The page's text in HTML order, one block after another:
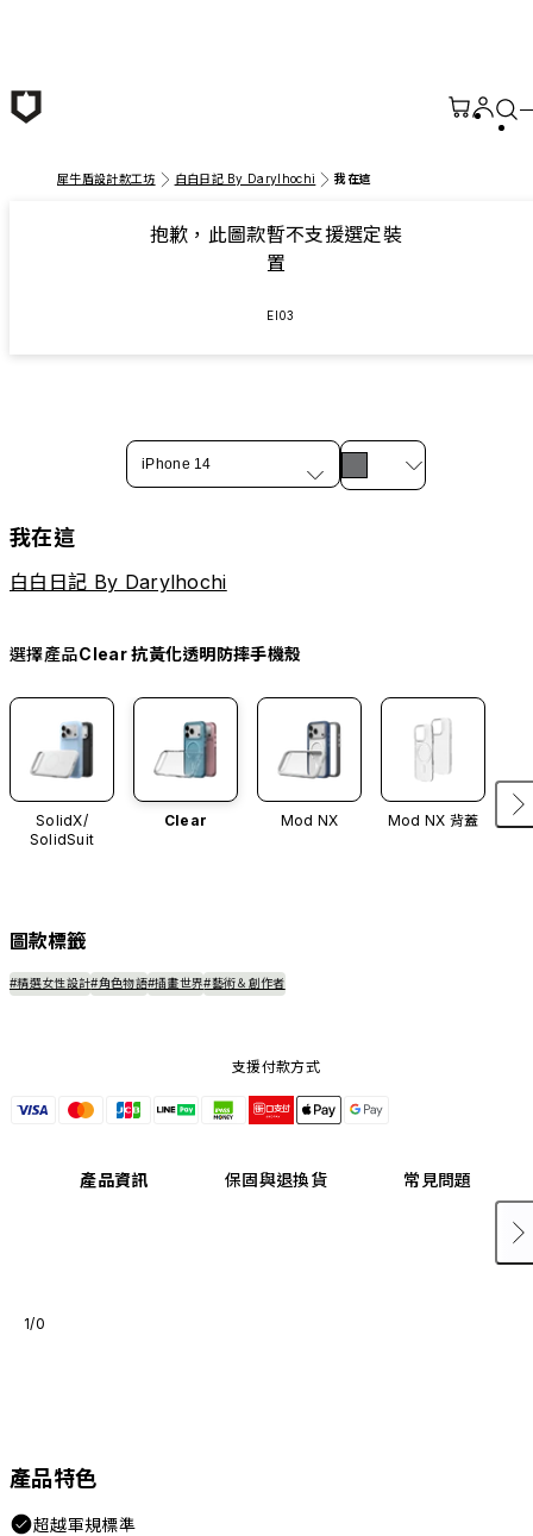
犀牛盾設計款工坊 白白日記 By Darylhochi 我在這
抱歉，此圖款暫不支援選定裝
置
EI03
iPhone 14
我在這
白白日記 By Darylhochi
選擇產品Clear 抗黃化透明防摔手機殼
SolidX/
SolidSuit
Clear Mod NX Mod NX 背蓋
圖款標籤
#精選女性設計#角色物語#插畫世界#藝術＆創作者
支援付款方式
產品資訊 保固與退換貨 常見問題
1/0
產品特色
超越軍規標準